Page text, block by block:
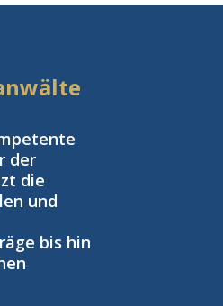
der
die
und
bis hin